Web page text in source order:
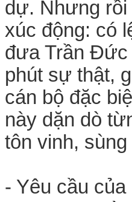
dự. Nhưng
xúc động: có
đưa Trần Đức
phút sự thật,
cán bộ đặc
này dặn dò
tôn vinh,
- Yêu cầu